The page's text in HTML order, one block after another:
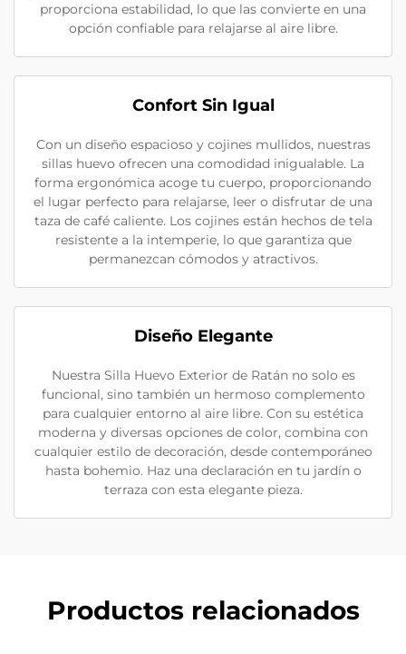
proporciona estabilidad, lo que las convierte en una
opción confiable para relajarse al aire libre.
Confort Sin Igual
Con un diseño espacioso y cojines mullidos, nuestras
sillas huevo ofrecen una comodidad inigualable. La
forma ergonómica acoge tu cuerpo, proporcionando
el lugar perfecto para relajarse, leer o disfrutar de una
taza de café caliente. Los cojines están hechos de tela
resistente a la intemperie, lo que garantiza que
permanezcan cómodos y atractivos.
Diseño Elegante
Nuestra Silla Huevo Exterior de Ratán no solo es
funcional, sino también un hermoso complemento
para cualquier entorno al aire libre. Con su estética
moderna y diversas opciones de color, combina con
cualquier estilo de decoración, desde contemporáneo
hasta bohemio. Haz una declaración en tu jardín o
terraza con esta elegante pieza.
Productos relacionados